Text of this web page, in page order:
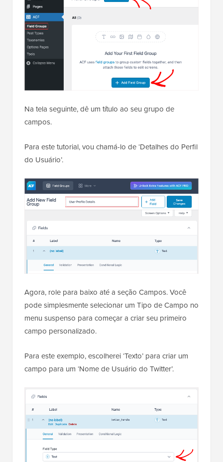
Na tela seguinte, dê um título ao seu grupo de
campos.
Para este tutorial, vou chamá-lo de ‘Detalhes do Perfil
do Usuário’.
Agora, role para baixo até a seção Campos. Você
pode simplesmente selecionar um Tipo de Campo no
menu suspenso para começar a criar seu primeiro
campo personalizado.
Para este exemplo, escolherei ‘Texto’ para criar um
campo para um ‘Nome de Usuário do Twitter’.